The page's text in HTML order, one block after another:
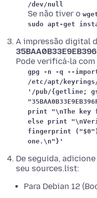
/dev/null
Se não tiver o
sudo apt-get
A impressão digital
Pode verificá-la
gpg -n -q --
/etc/apt/
'/pub/{getline;
print "\nThe key
else print
fingerprint ("$0")
one.\n"}'
De seguida,
seu sources.list:
Para Debian 12